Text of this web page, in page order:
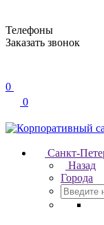
Телефоны
Заказать звонок
0
0
Санкт-
Назад
Города